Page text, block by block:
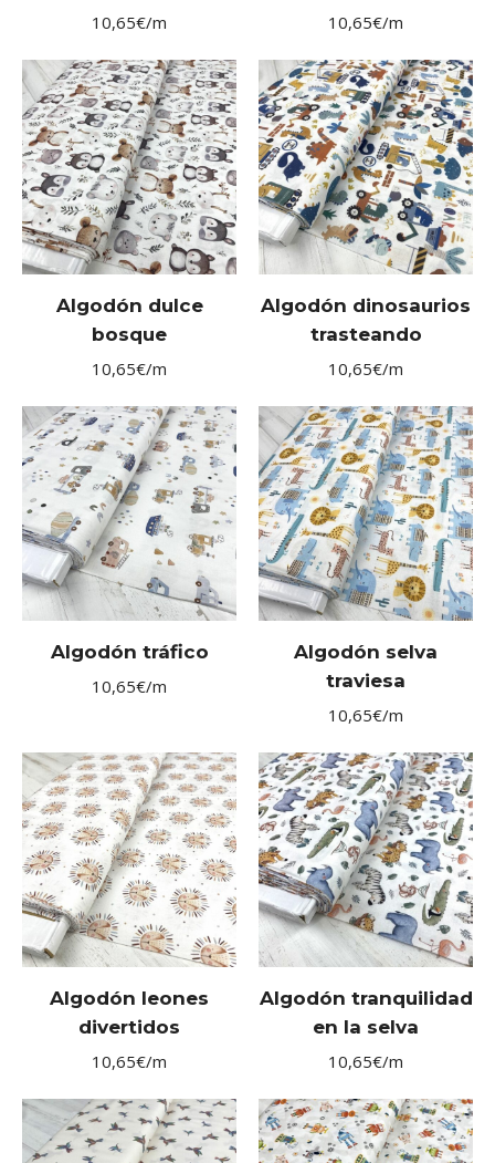
10,65€/m
10,65€/m
Algodón dulce
bosque
10,65€/m
Algodón dinosaurios
trasteando
10,65€/m
Algodón tráfico
10,65€/m
Algodón selva
traviesa
10,65€/m
Algodón leones
divertidos
10,65€/m
Algodón tranquilidad
en la selva
10,65€/m